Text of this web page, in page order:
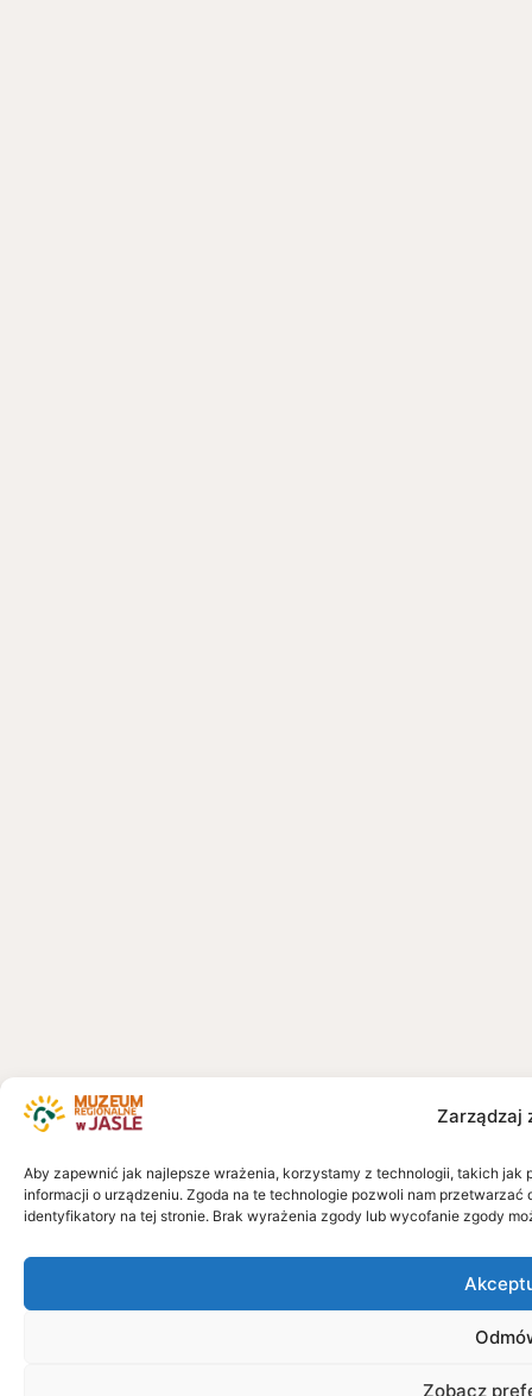
Zarządzaj
Aby zapewnić jak najlepsze wrażenia, korzystamy z technologii, takich
informacji o urządzeniu. Zgoda na te technologie pozwoli nam
identyfikatory na tej stronie. Brak wyrażenia zgody lub wycofanie zgody
Zobacz